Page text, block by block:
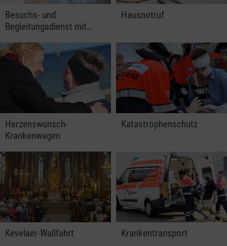
Besuchs- und
Begleitungsdienst mit…
Hausnotruf
Herzenswunsch-
Krankenwagen
Katastrophenschutz
Kevelaer-Wallfahrt Krankentransport